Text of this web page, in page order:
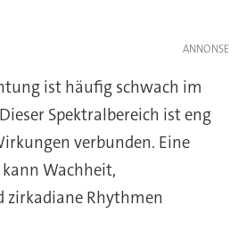
ist häufig schwach im
Spektralbereich ist eng
verbunden. Eine
Wachheit,
Rhythmen